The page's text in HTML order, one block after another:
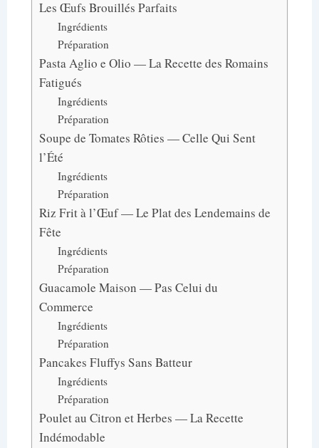
Les Œufs Brouillés Parfaits
Ingrédients
Préparation
Pasta Aglio e Olio — La Recette des Romains
Fatigués
Ingrédients
Préparation
Soupe de Tomates Rôties — Celle Qui Sent
l’Été
Ingrédients
Préparation
Riz Frit à l’Œuf — Le Plat des Lendemains de
Fête
Ingrédients
Préparation
Guacamole Maison — Pas Celui du
Commerce
Ingrédients
Préparation
Pancakes Fluffys Sans Batteur
Ingrédients
Préparation
Poulet au Citron et Herbes — La Recette
Indémodable